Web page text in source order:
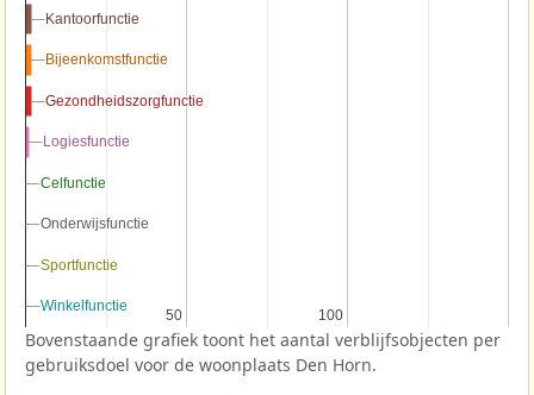
50
50 100
100
Kantoorfunctie
Kantoorfunctie
Bijeenkomstfunctie
Bijeenkomstfunctie
Gezondheidszorgfunctie
Gezondheidszorgfunctie
Logiesfunctie
Logiesfunctie
Celfunctie
Celfunctie
Onderwijsfunctie
Onderwijsfunctie
Sportfunctie
Sportfunctie
Winkelfunctie
Winkelfunctie
Bovenstaande grafiek toont het aantal verblijfsobjecten per
gebruiksdoel voor de woonplaats Den Horn.